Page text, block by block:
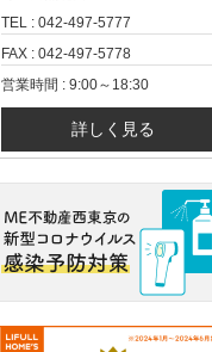
TEL : 042-497-5777
FAX : 042-497-5778
営業時間 : 9:00～18:30
詳しく見る